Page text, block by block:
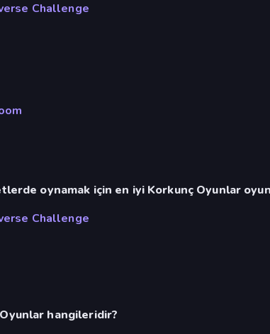
Challenge
oynamak için en iyi Korkunç Oyunlar
Challenge
hangileridir?